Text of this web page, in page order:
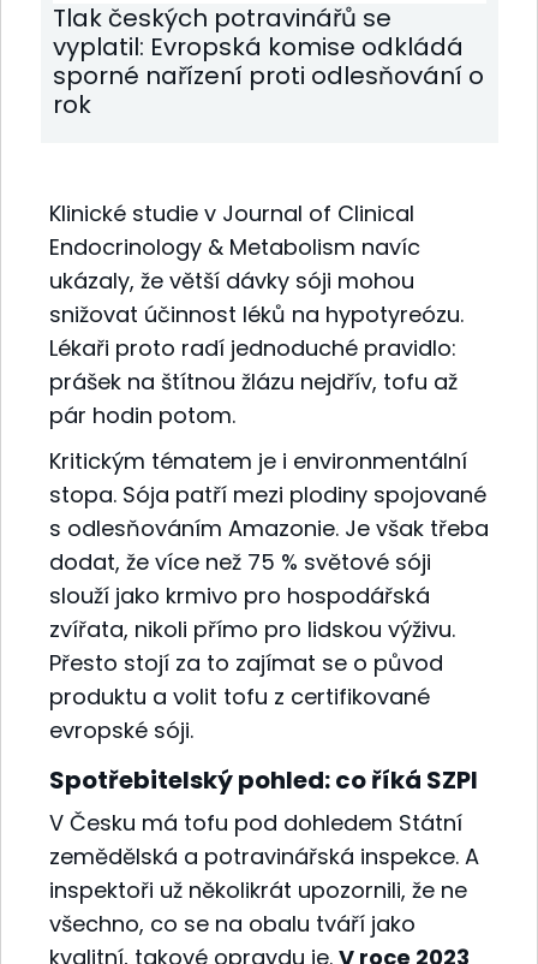
Tlak českých potravinářů se
vyplatil: Evropská komise odkládá
sporné nařízení proti odlesňování o
rok
Klinické studie v Journal of Clinical
Endocrinology & Metabolism navíc
ukázaly, že větší dávky sóji mohou
snižovat účinnost léků na hypotyreózu.
Lékaři proto radí jednoduché pravidlo:
prášek na štítnou žlázu nejdřív, tofu až
pár hodin potom.
Kritickým tématem je i environmentální
stopa. Sója patří mezi plodiny spojované
s odlesňováním Amazonie. Je však třeba
dodat, že více než 75 % světové sóji
slouží jako krmivo pro hospodářská
zvířata, nikoli přímo pro lidskou výživu.
Přesto stojí za to zajímat se o původ
produktu a volit tofu z certifikované
evropské sóji.
Spotřebitelský pohled: co říká SZPI
V Česku má tofu pod dohledem Státní
zemědělská a potravinářská inspekce. A
inspektoři už několikrát upozornili, že ne
všechno, co se na obalu tváří jako
kvalitní, takové opravdu je. V roce 2023